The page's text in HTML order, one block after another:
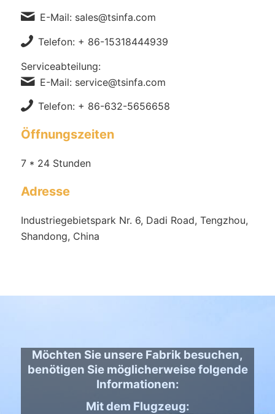
E-Mail: sales@tsinfa.com
Telefon: + 86-15318444939
Serviceabteilung:
E-Mail: service@tsinfa.com
Telefon: + 86-632-5656658
Öffnungszeiten
7 * 24 Stunden
Adresse
Industriegebietspark Nr. 6, Dadi Road, Tengzhou,
Shandong, China
Möchten Sie unsere Fabrik besuchen,
benötigen Sie möglicherweise folgende
Informationen:
Mit dem Flugzeug: